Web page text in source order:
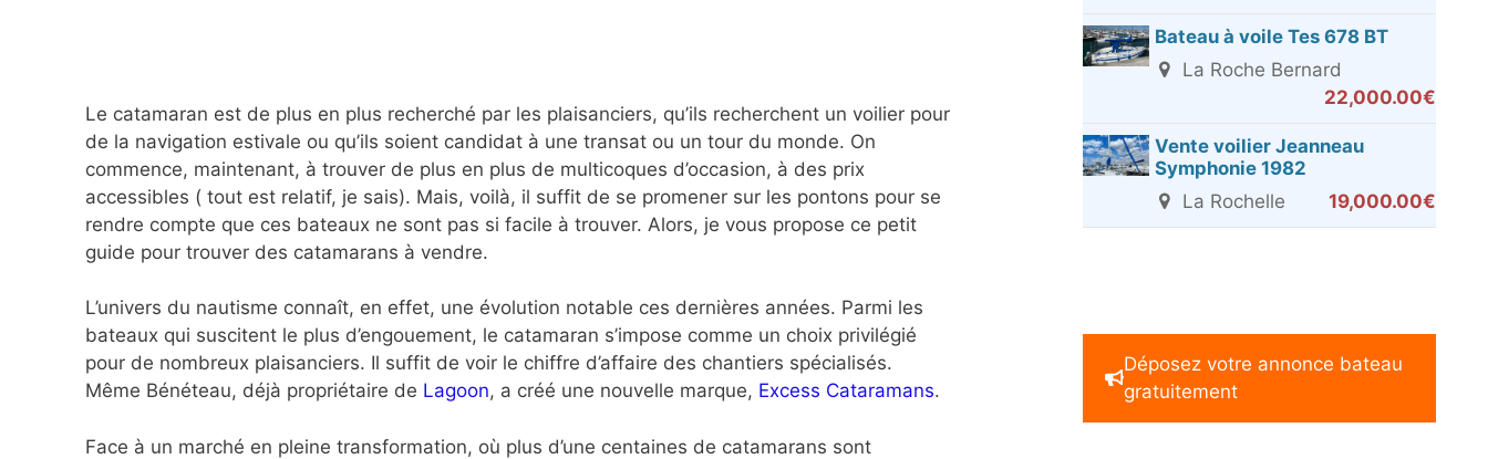
Le catamaran est de plus en plus recherché par les plaisanciers, qu’ils recherchent un voilier pour
de la navigation estivale ou qu’ils soient candidat à une transat ou un tour du monde. On
commence, maintenant, à trouver de plus en plus de multicoques d’occasion, à des prix
accessibles ( tout est relatif, je sais). Mais, voilà, il suffit de se promener sur les pontons pour se
rendre compte que ces bateaux ne sont pas si facile à trouver. Alors, je vous propose ce petit
guide pour trouver des catamarans à vendre.
L’univers du nautisme connaît, en effet, une évolution notable ces dernières années. Parmi les
bateaux qui suscitent le plus d’engouement, le catamaran s’impose comme un choix privilégié
pour de nombreux plaisanciers. Il suffit de voir le chiffre d’affaire des chantiers spécialisés.
Même Bénéteau, déjà propriétaire de Lagoon, a créé une nouvelle marque, Excess Cataramans.
Face à un marché en pleine transformation, où plus d’une centaines de catamarans sont
Bateau à voile Tes 678 BT
La Roche Bernard
22,000.00€
Vente voilier Jeanneau
Symphonie 1982
La Rochelle
19,000.00€
Déposez votre annonce bateau
gratuitement